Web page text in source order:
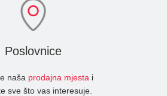
Poslovnice
naša prodajna mjesta i
sve što vas interesuje.